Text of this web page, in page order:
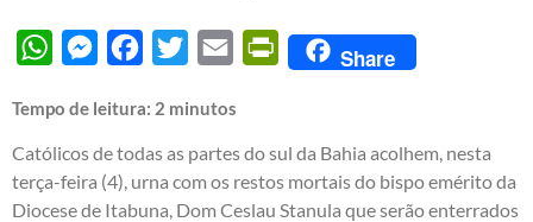
WhatsAppMessengerFacebook
Twitter Email PrintFriendly
Share
Tempo de leitura: 2 minutos
Católicos de todas as partes do sul da Bahia acolhem, nesta
terça-feira (4), urna com os restos mortais do bispo emérito da
Diocese de Itabuna, Dom Ceslau Stanula que serão enterrados